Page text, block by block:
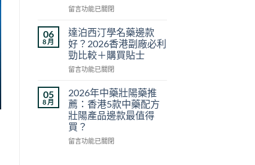
熱
男
士
保
健
品
實
對
比〉
中
真
與
香
港
購
買
南：
正
貨
辨
別、
價
在
效
片
副
作
用
全
嗎？
2026
香
港
用
留言功能已關閉
06
8 月
達泊西汀學名藥邊款
好？2026香港副廠必利
勁比較＋購買貼士
在
泊
西
汀
學
名
藥
留言功能已關閉
05
8 月
2026年中藥壯陽藥推
薦：香港5款中藥配方
壯陽產品邊款最值得
買？
在
留言功能已關閉